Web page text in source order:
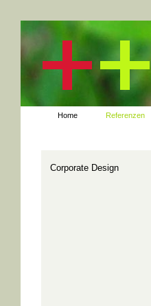
Home Referenzen
Corporate Design